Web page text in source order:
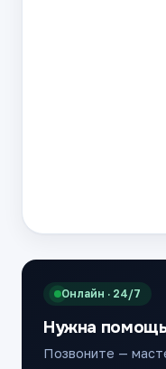
Онлайн · 24/7
Нужна
Позвоните —